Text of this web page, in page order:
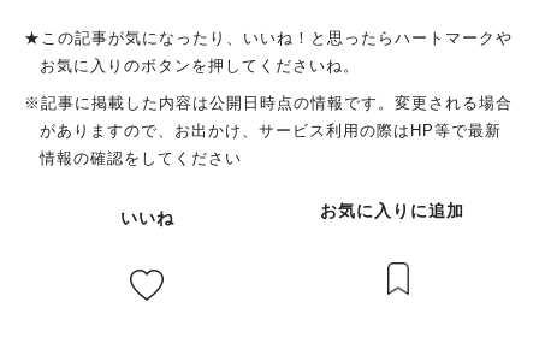
★この記事が気になったり、いいね！と思ったらハートマークや
お気に入りのボタンを押してくださいね。
※記事に掲載した内容は公開日時点の情報です。変更される場合
がありますので、お出かけ、サービス利用の際はHP等で最新
情報の確認をしてください
いいね お気に入りに追加